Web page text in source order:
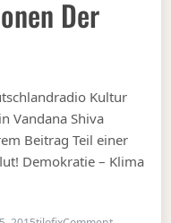
Der
Kultur
Vandana Shiva
Beitrag Teil einer
Demokratie – Klima